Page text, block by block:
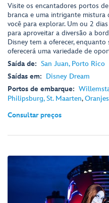
Visite os encantadores portos
branca e uma intrigante
você para explorar. Um ou 2
para aproveitar a diversão a
Disney tem a oferecer,
oferecerá uma variedade de
Saída de: San Juan, Porto Rico
Saídas em: Disney Dream
Portos de embarque:
Philipsburg, St. Maarten,
Consultar preços